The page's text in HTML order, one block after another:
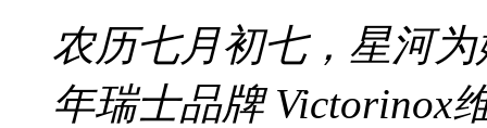
农历七月初七，星河
年瑞士品牌 Victorinox